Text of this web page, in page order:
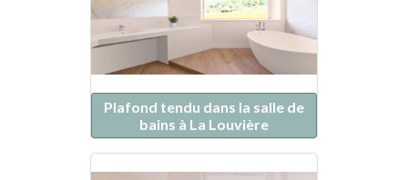
Plafond tendu dans la salle de
bains à La Louvière